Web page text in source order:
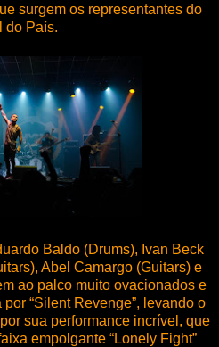
surgem os representantes do
do País.
Baldo (Drums), Ivan Beck
Abel Camargo (Guitars) e
ao palco muito ovacionados e
“Silent Revenge”, levando o
sua performance incrível, que
empolgante “Lonely Fight”